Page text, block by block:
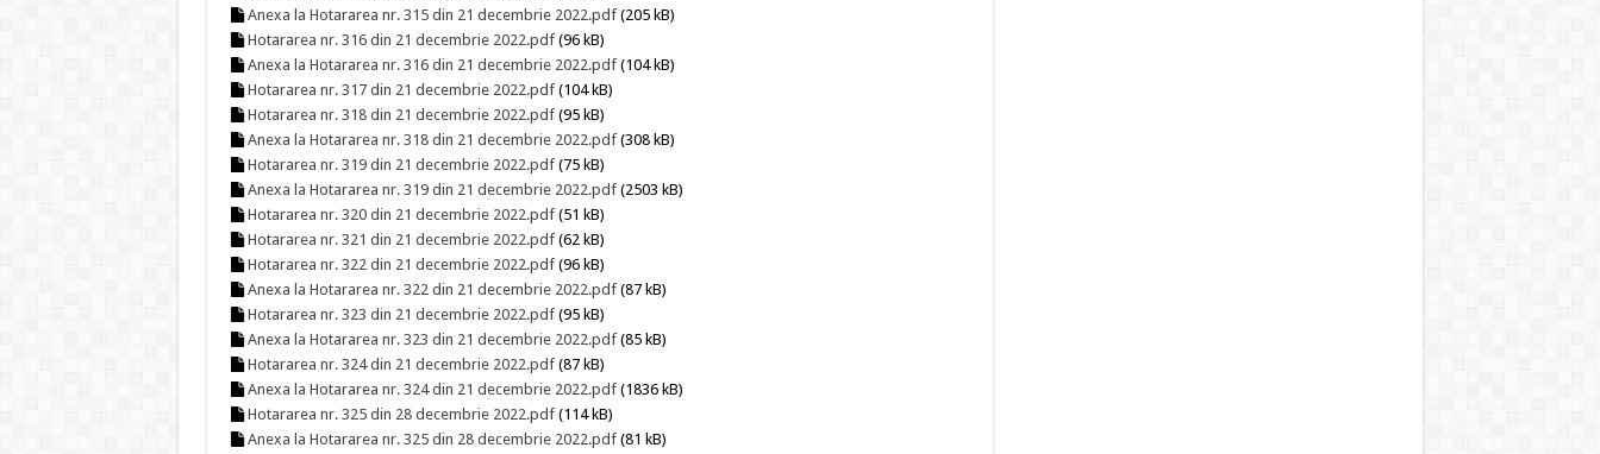
Anexa la Hotararea nr. 315 din 21 decembrie 2022.pdf(205 kB)
Hotararea nr. 316 din 21 decembrie 2022.pdf(96 kB)
Anexa la Hotararea nr. 316 din 21 decembrie 2022.pdf(104 kB)
Hotararea nr. 317 din 21 decembrie 2022.pdf(104 kB)
Hotararea nr. 318 din 21 decembrie 2022.pdf(95 kB)
Anexa la Hotararea nr. 318 din 21 decembrie 2022.pdf(308 kB)
Hotararea nr. 319 din 21 decembrie 2022.pdf(75 kB)
Anexa la Hotararea nr. 319 din 21 decembrie 2022.pdf(2503 kB)
Hotararea nr. 320 din 21 decembrie 2022.pdf(51 kB)
Hotararea nr. 321 din 21 decembrie 2022.pdf(62 kB)
Hotararea nr. 322 din 21 decembrie 2022.pdf(96 kB)
Anexa la Hotararea nr. 322 din 21 decembrie 2022.pdf(87 kB)
Hotararea nr. 323 din 21 decembrie 2022.pdf(95 kB)
Anexa la Hotararea nr. 323 din 21 decembrie 2022.pdf(85 kB)
Hotararea nr. 324 din 21 decembrie 2022.pdf(87 kB)
Anexa la Hotararea nr. 324 din 21 decembrie 2022.pdf(1836 kB)
Hotararea nr. 325 din 28 decembrie 2022.pdf(114 kB)
Anexa la Hotararea nr. 325 din 28 decembrie 2022.pdf(81 kB)